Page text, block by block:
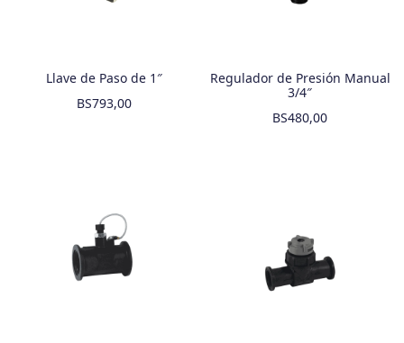
Llave de Paso de 1″
BS793,00
Regulador de Presión Manual
3/4″
BS480,00